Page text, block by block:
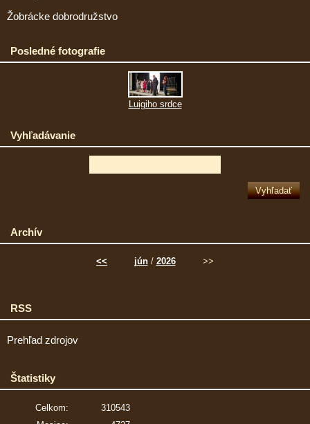
Žobrácke dobrodružstvo
Posledné fotografie
Luigiho srdce
Vyhľadávanie
Archív
<< jún/ 2026 >>
RSS
Prehľad zdrojov
Štatistiky
Celkom:
310543